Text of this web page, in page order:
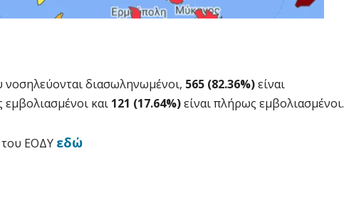
διασωληνωμένοι, 565 (82.36%)είναι
και 121 (17.64%)είναι πλήρως εμβολιασμένοι.
του ΕΟΔΥ εδώ